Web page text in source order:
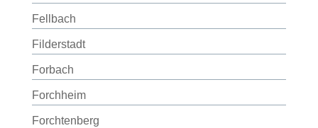
Fellbach
Filderstadt
Forbach
Forchheim
Forchtenberg